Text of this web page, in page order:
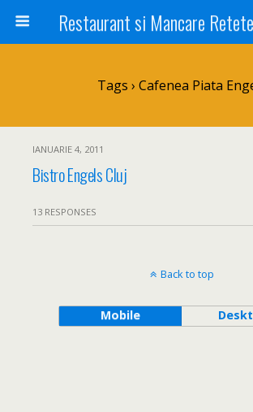
Tags › Cafenea Piata
IANUARIE 4, 2011
Bistro Engels Cluj
13 RESPONSES
Back to top
Mobile